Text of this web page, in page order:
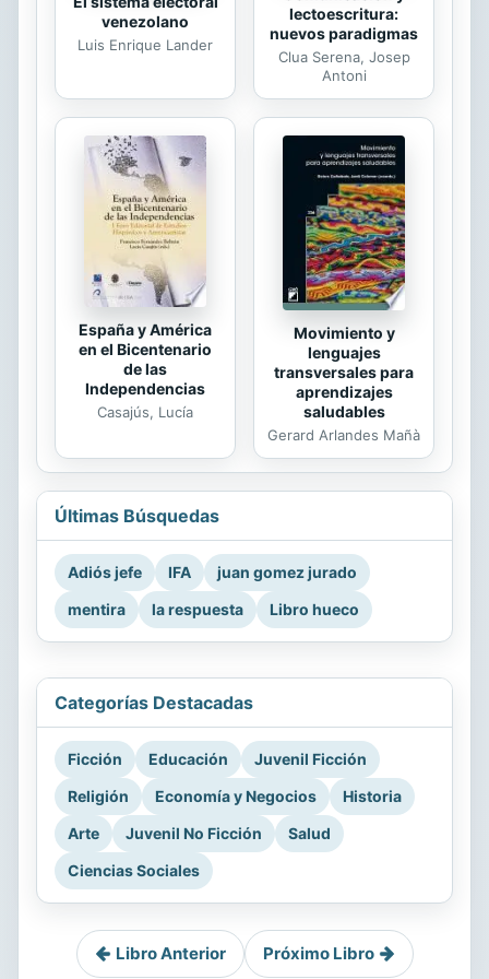
venezolano
Luis Enrique Lander
lectoescritura:
nuevos paradigmas
Clua Serena, Josep
Antoni
España y América
en el Bicentenario
de las
Independencias
Casajús, Lucía
Movimiento y
lenguajes
transversales para
aprendizajes
saludables
Gerard Arlandes Mañà
Últimas Búsquedas
Adiós jefe IFA
juan gomez jurado
mentira
la respuesta Libro hueco
Categorías Destacadas
Ficción Educación
Juvenil Ficción
Religión
Economía y Negocios
Historia
Arte
Juvenil No Ficción
Salud
Ciencias Sociales
Libro Anterior Próximo Libro